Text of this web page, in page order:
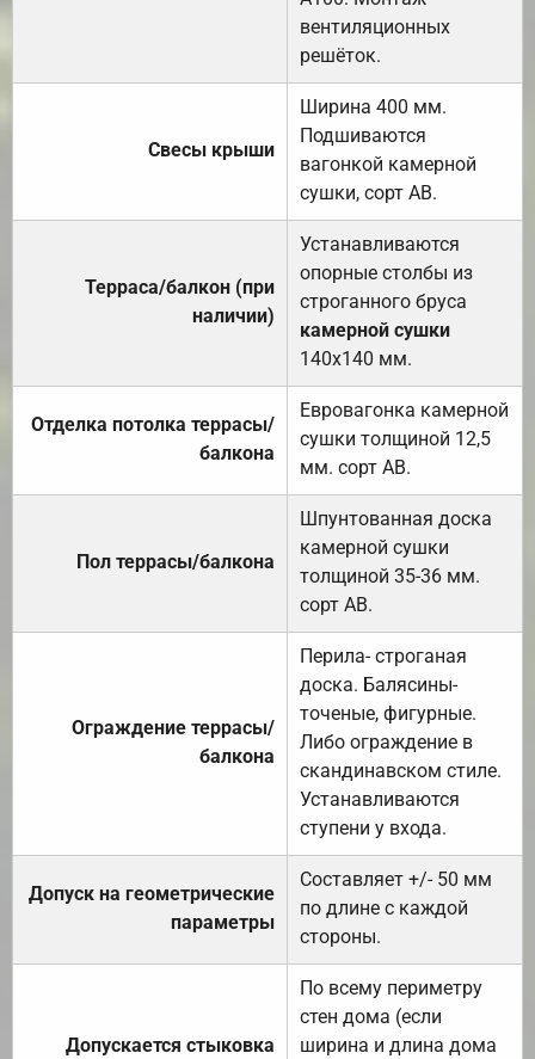
вентиляционных
решёток.
Свесы крыши
Ширина 400 мм.
Подшиваются
вагонкой камерной
сушки, сорт АВ.
Терраса/балкон (при
наличии)
Устанавливаются
опорные столбы из
строганного бруса
камерной сушки
140х140 мм.
Отделка потолка террасы/
балкона
Евровагонка камерной
сушки толщиной 12,5
мм. сорт АВ.
Пол террасы/балкона
Шпунтованная доска
камерной сушки
толщиной 35-36 мм.
сорт АВ.
Ограждение террасы/
балкона
Перила- строганая
доска. Балясины-
точеные, фигурные.
Либо ограждение в
скандинавском стиле.
Устанавливаются
ступени у входа.
Допуск на геометрические
параметры
Составляет +/- 50 мм
по длине с каждой
стороны.
Допускается стыковка
По всему периметру
стен дома (если
ширина и длина дома